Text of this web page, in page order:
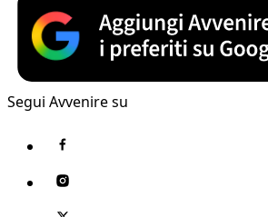
Segui Avvenire su